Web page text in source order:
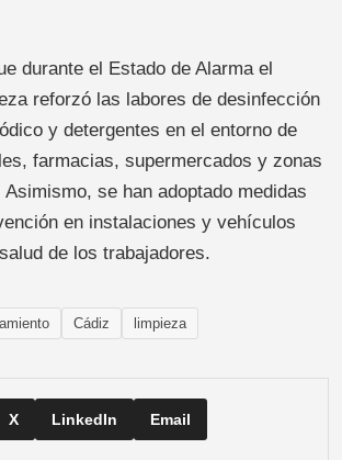
durante el Estado de Alarma el
reforzó las labores de desinfección
y detergentes en el entorno de
farmacias, supermercados y zonas
se han adoptado medidas
en instalaciones y vehículos
de los trabajadores.
Cádiz limpieza
X LinkedIn Email